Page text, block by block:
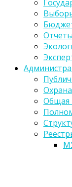
Отчеты
Общая